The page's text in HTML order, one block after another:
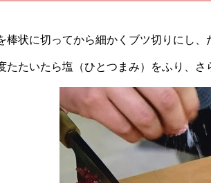
棒状に切ってから細かくブツ切りにし、
たたいたら塩（ひとつまみ）をふり、さ